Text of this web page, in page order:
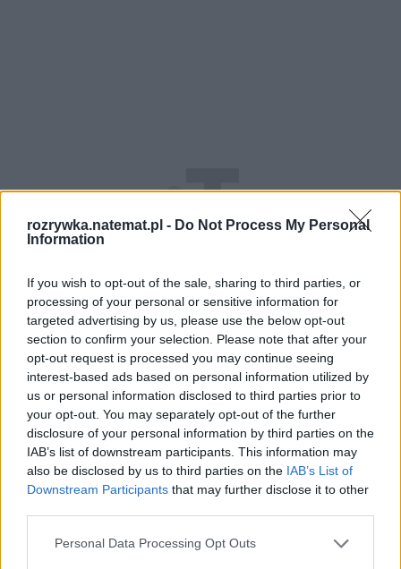
rozrywka.natemat.pl - Do Not Process My Personal
Information
If you wish to opt-out of the sale, sharing to third parties, or
processing of your personal or sensitive information for
targeted advertising by us, please use the below opt-out
section to confirm your selection. Please note that after your
opt-out request is processed you may continue seeing
interest-based ads based on personal information utilized by
us or personal information disclosed to third parties prior to
your opt-out. You may separately opt-out of the further
disclosure of your personal information by third parties on the
IAB’s list of downstream participants. This information may
also be disclosed by us to third parties on the IAB’s List of
Downstream Participants that may further disclose it to other
Personal Data Processing Opt Outs